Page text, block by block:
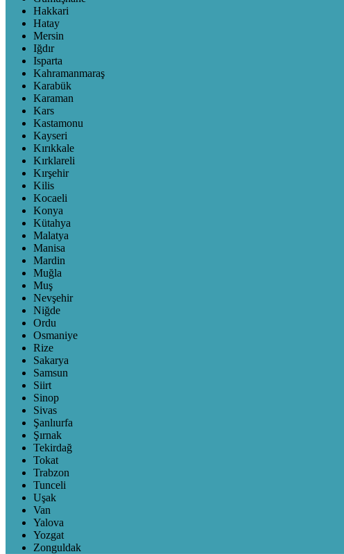
Hakkari
Hatay
Mersin
Iğdır
Isparta
Kahramanmaraş
Karabük
Karaman
Kars
Kastamonu
Kayseri
Kırıkkale
Kırklareli
Kırşehir
Kilis
Kocaeli
Konya
Kütahya
Malatya
Manisa
Mardin
Muğla
Muş
Nevşehir
Niğde
Ordu
Osmaniye
Rize
Sakarya
Samsun
Siirt
Sinop
Sivas
Şanlıurfa
Şırnak
Tekirdağ
Tokat
Trabzon
Tunceli
Uşak
Van
Yalova
Yozgat
Zonguldak